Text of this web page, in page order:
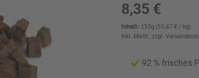
8,35 €
Inhalt: 150g (55,67€/ kg)
Inkl. MwSt., zzgl.
92 % frisches